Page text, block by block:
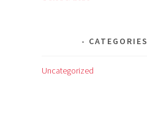
CATEGORIES
Uncategorized